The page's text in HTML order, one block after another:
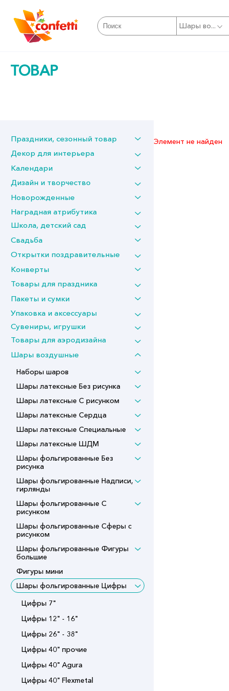
Шары во...
ТОВАР
Праздники, сезонный товар
Декор для интерьера
Календари
Дизайн и творчество
Новорожденные
Наградная атрибутика
Школа, детский сад
Свадьба
Открытки поздравительные
Конверты
Товары для праздника
Пакеты и сумки
Упаковка и аксессуары
Сувениры, игрушки
Товары для аэродизайна
Шары воздушные
Наборы шаров
Шары латексные Без рисунка
Шары латексные С рисунком
Шары латексные Сердца
Шары латексные Специальные
Шары латексные ШДМ
Шары фольгированные Без
рисунка
Шары фольгированные Надписи,
гирлянды
Шары фольгированные С
рисунком
Шары фольгированные Сферы с
рисунком
Шары фольгированные Фигуры
большие
Фигуры мини
Шары фольгированные Цифры
Цифры 7"
Цифры 12" - 16"
Цифры 26" - 38"
Цифры 40" прочие
Цифры 40" Agura
Цифры 40" Flexmetal
Элемент не найден